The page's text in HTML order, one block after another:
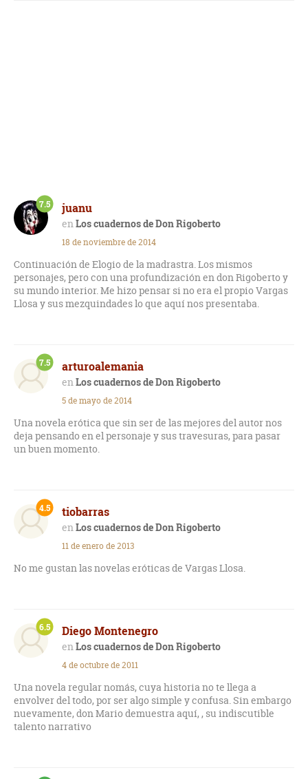
juanu
Los cuadernos de Don Rigoberto
7.5
18 de noviembre de 2014
Continuación de Elogio de la madrastra. Los mismos
personajes, pero con una profundización en don Rigoberto y
su mundo interior. Me hizo pensar si no era el propio Vargas
Llosa y sus mezquindades lo que aquí nos presentaba.
arturoalemania
Los cuadernos de Don Rigoberto
7.5
5 de mayo de 2014
Una novela erótica que sin ser de las mejores del autor nos
deja pensando en el personaje y sus travesuras, para pasar
un buen momento.
tiobarras
Los cuadernos de Don Rigoberto
4.5
11 de enero de 2013
No me gustan las novelas eróticas de Vargas Llosa.
Diego Montenegro
Los cuadernos de Don Rigoberto
6.5
4 de octubre de 2011
Una novela regular nomás, cuya historia no te llega a
envolver del todo, por ser algo simple y confusa. Sin embargo
nuevamente, don Mario demuestra aquí, , su indiscutible
talento narrativo